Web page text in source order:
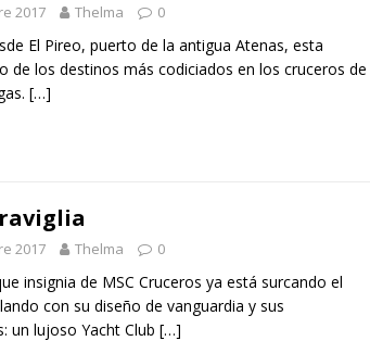
2017 Thelma 0
El Pireo, puerto de la antigua Atenas, esta
de los destinos más codiciados en los cruceros de
[…]
2017 Thelma 0
insignia de MSC Cruceros ya está surcando el
con su diseño de vanguardia y sus
un lujoso Yacht Club […]